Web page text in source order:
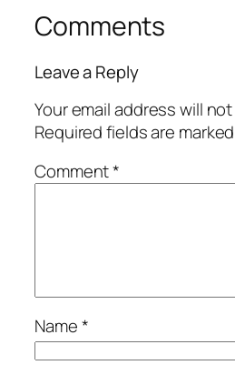
Comments
Leave a Reply
Your email address will
Required fields are
Comment*
Name*